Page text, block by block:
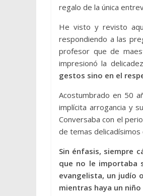
regalo de la única
He visto y revisto
respondiendo a las
profesor que de
impresionó la
gestos sino en el
Acostumbrado en 50
implícita arrogancia y
Conversaba con el
de temas
Sin énfasis, siempre
que no le importaba
evangelista, un judío
mientras haya un